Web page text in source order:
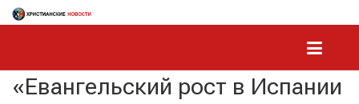
«Евангельский рост в Испании